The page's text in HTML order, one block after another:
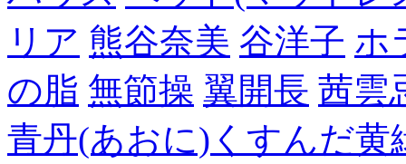
リア 熊谷奈美 谷洋子 ホ
の脂 無節操 翼開長 茜雲
青丹(あおに)くすんだ黄